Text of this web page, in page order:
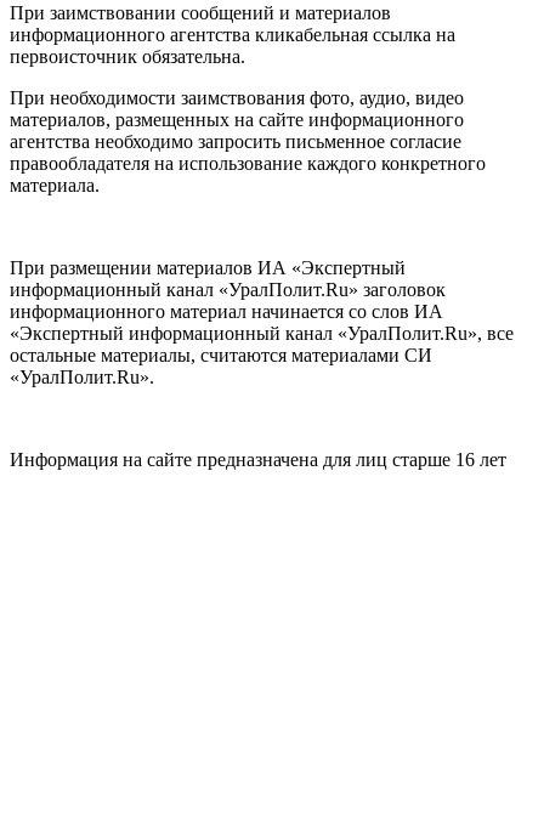
При заимствовании сообщений и материалов
информационного агентства кликабельная ссылка на
первоисточник обязательна.
При необходимости заимствования фото, аудио, видео
материалов, размещенных на сайте информационного
агентства необходимо запросить письменное согласие
правообладателя на использование каждого конкретного
материала.
При размещении материалов ИА «Экспертный
информационный канал «УралПолит.Ru» заголовок
информационного материал начинается со слов ИА
«Экспертный информационный канал «УралПолит.Ru», все
остальные материалы, считаются материалами СИ
«УралПолит.Ru».
Информация на сайте предназначена для лиц старше 16 лет